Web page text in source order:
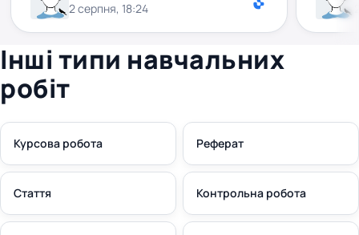
2 серпня, 18:24
Інші типи навчальних
робіт
Курсова робота Реферат
Стаття Контрольна робота